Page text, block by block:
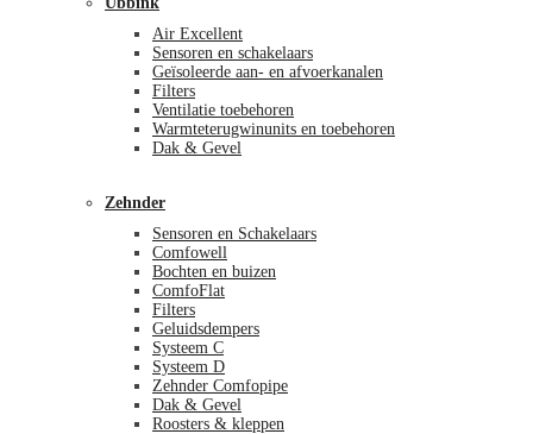
Air Excellent
Sensoren en schakelaars
Geïsoleerde aan- en afvoerkanalen
Filters
Ventilatie toebehoren
Warmteterugwinunits en toebehoren
Dak & Gevel
Zehnder
Sensoren en Schakelaars
Comfowell
Bochten en buizen
ComfoFlat
Filters
Geluidsdempers
Systeem C
Systeem D
Zehnder Comfopipe
Dak & Gevel
Roosters & kleppen